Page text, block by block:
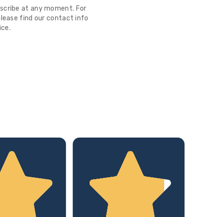
at any moment. For
find our contact info